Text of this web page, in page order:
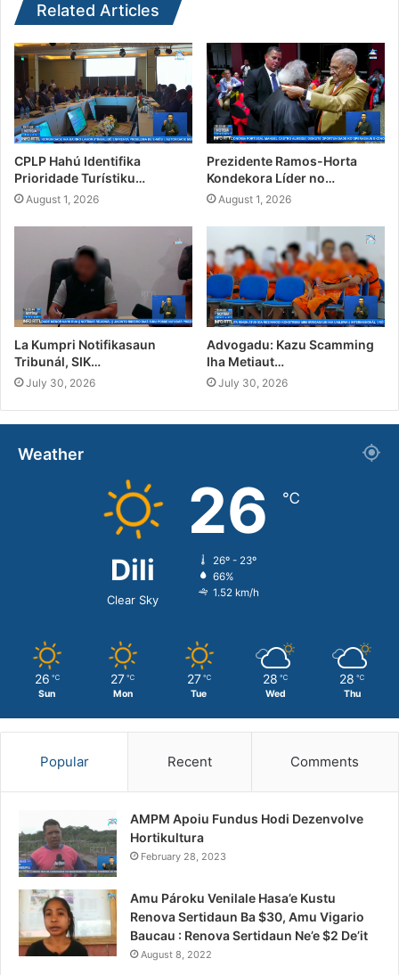
Related Articles
CPLP Hahú Identifika
Prioridade Turístiku…
August 1, 2026
Prezidente Ramos-Horta
Kondekora Líder no…
August 1, 2026
La Kumpri Notifikasaun
Tribunál, SIK…
July 30, 2026
Advogadu: Kazu Scamming
Iha Metiaut…
July 30, 2026
Weather
Dili
Clear Sky
26 ℃
26º - 23º
66%
1.52 km/h
26 ℃
Sun
27 ℃
Mon
27 ℃
Tue
28 ℃
Wed
28 ℃
Thu
Popular Recent Comments
AMPM Apoiu Fundus Hodi Dezenvolve
Hortikultura
February 28, 2023
Amu Pároku Venilale Hasa’e Kustu
Renova Sertidaun Ba $30, Amu Vigario
Baucau : Renova Sertidaun Ne’e $2 De’it
August 8, 2022